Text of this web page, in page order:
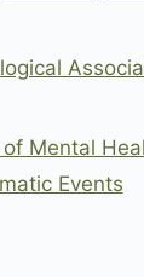
Mental
Events